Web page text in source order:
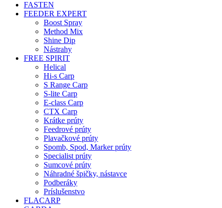
FASTEN
FEEDER EXPERT
Boost Spray
Method Mix
Shine Dip
Nástrahy
FREE SPIRIT
Helical
Hi-s Carp
S Range Carp
S-lite Carp
E-class Carp
CTX Carp
Krátke prúty
Feedrové prúty
Plavačkové prúty
Spomb, Spod, Marker prúty
Specialist prúty
Sumcové prúty
Náhradné špičky, nástavce
Podberáky
Príslušenstvo
FLACARP